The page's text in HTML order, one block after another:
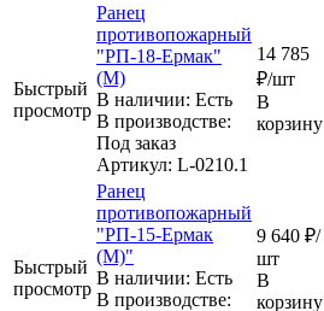
Быстрый
просмотр
Ранец
противопожарный
"РП-18-Ермак"
(М)
В наличии: Eсть
В производстве:
Под заказ
Артикул: L-0210.1
14 785
₽/шт
В
корзину
Быстрый
просмотр
Ранец
противопожарный
"РП-15-Ермак
(М)"
В наличии: Eсть
В производстве:
9 640 ₽/
шт
В
корзину